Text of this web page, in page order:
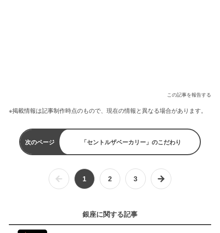
この記事を報告する
※掲載情報は記事制作時点のもので、現在の情報と異なる場合があります。
次のページ 「セントルザベーカリー」のこだわり
1 2 3
銀座に関する記事